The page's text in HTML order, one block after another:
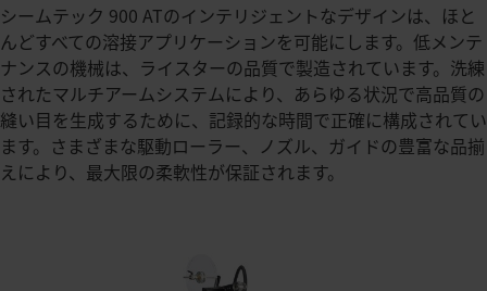
シームテック 900 ATのインテリジェントなデザインは、ほと
んどすべての溶接アプリケーションを可能にします。低メンテ
ナンスの機械は、ライスターの品質で製造されています。洗練
されたマルチアームシステムにより、あらゆる状況で高品質の
縫い目を生成するために、記録的な時間で正確に構成されてい
ます。さまざまな駆動ローラー、ノズル、ガイドの豊富な品揃
えにより、最大限の柔軟性が保証されます。